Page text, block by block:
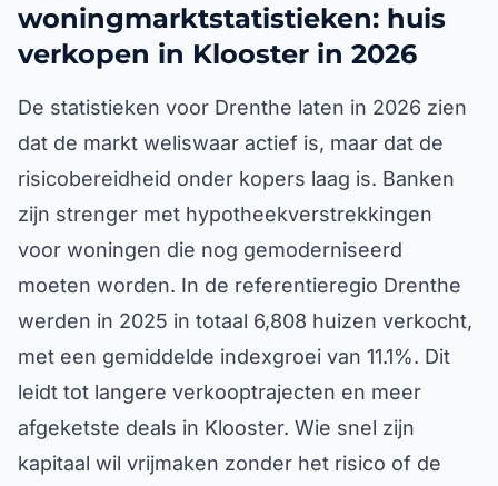
woningmarktstatistieken: huis
verkopen in Klooster in 2026
De statistieken voor Drenthe laten in 2026 zien
dat de markt weliswaar actief is, maar dat de
risicobereidheid onder kopers laag is. Banken
zijn strenger met hypotheekverstrekkingen
voor woningen die nog gemoderniseerd
moeten worden. In de referentieregio Drenthe
werden in 2025 in totaal 6,808 huizen verkocht,
met een gemiddelde indexgroei van 11.1%. Dit
leidt tot langere verkooptrajecten en meer
afgeketste deals in Klooster. Wie snel zijn
kapitaal wil vrijmaken zonder het risico of de